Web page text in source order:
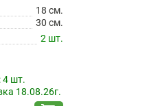
18 см.
30 см.
2 шт.
4 шт.
18.08.26г.